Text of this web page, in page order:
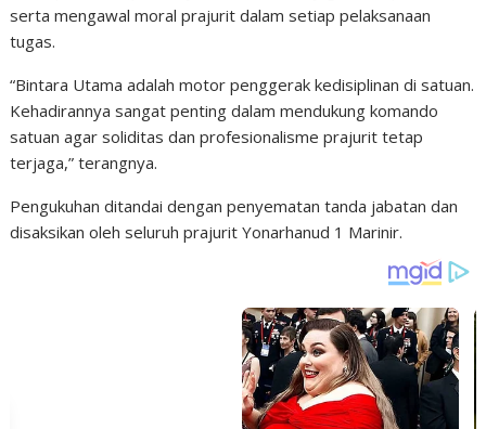
serta mengawal moral prajurit dalam setiap pelaksanaan
tugas.
“Bintara Utama adalah motor penggerak kedisiplinan di satuan.
Kehadirannya sangat penting dalam mendukung komando
satuan agar soliditas dan profesionalisme prajurit tetap
terjaga,” terangnya.
Pengukuhan ditandai dengan penyematan tanda jabatan dan
disaksikan oleh seluruh prajurit Yonarhanud 1 Marinir.